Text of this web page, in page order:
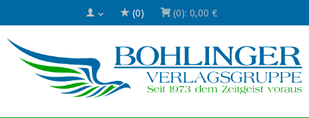
(0) (0): 0,00 €